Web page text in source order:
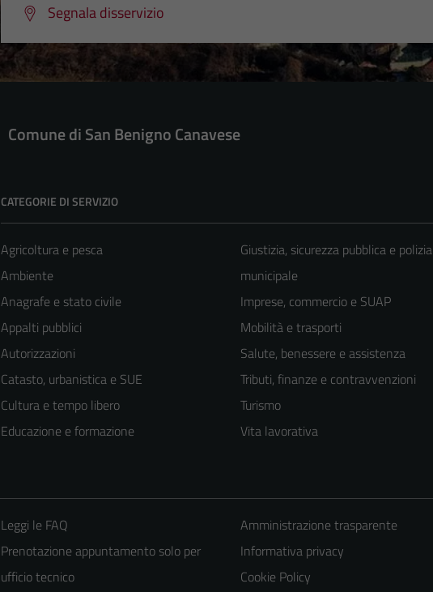
Segnala disservizio
Comune di San Benigno Canavese
CATEGORIE DI SERVIZIO
Agricoltura e pesca
Ambiente
Anagrafe e stato civile
Appalti pubblici
Autorizzazioni
Catasto, urbanistica e SUE
Cultura e tempo libero
Educazione e formazione
Giustizia, sicurezza pubblica e polizia
municipale
Imprese, commercio e SUAP
Mobilità e trasporti
Salute, benessere e assistenza
Tributi, finanze e contravvenzioni
Turismo
Vita lavorativa
Leggi le FAQ
Prenotazione appuntamento solo per
ufficio tecnico
Amministrazione trasparente
Informativa privacy
Cookie Policy